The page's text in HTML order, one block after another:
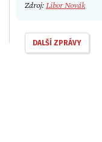
Zdroj:Libor Novák
DALŠÍ ZPRÁVY